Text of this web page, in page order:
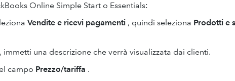
Online Simple Start o Essentials:
Vendite e ricevi pagamenti , quindi seleziona Prodotti e
, immetti una descrizione che verrà visualizzata dai clienti.
campo Prezzo/tariffa .